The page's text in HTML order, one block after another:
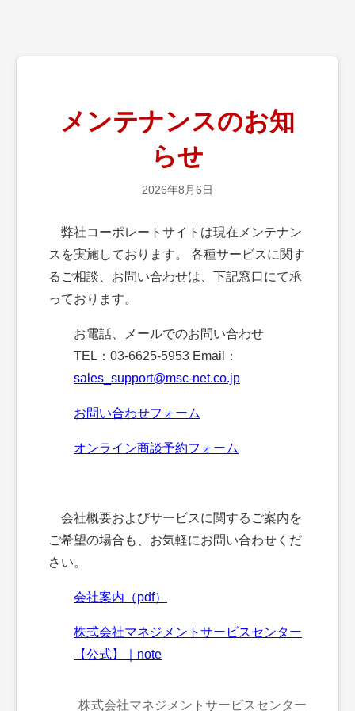
メンテナンスのお知
らせ
2026年8月6日
弊社コーポレートサイトは現在メンテナン
スを実施しております。 各種サービスに関す
るご相談、お問い合わせは、下記窓口にて承
っております。
お電話、メールでのお問い合わせ
TEL：03-6625-5953 Email：
sales_support@msc-net.co.jp
お問い合わせフォーム
オンライン商談予約フォーム
会社概要およびサービスに関するご案内を
ご希望の場合も、お気軽にお問い合わせくだ
さい。
会社案内（pdf）
株式会社マネジメントサービスセンター
【公式】｜note
株式会社マネジメントサービスセンター